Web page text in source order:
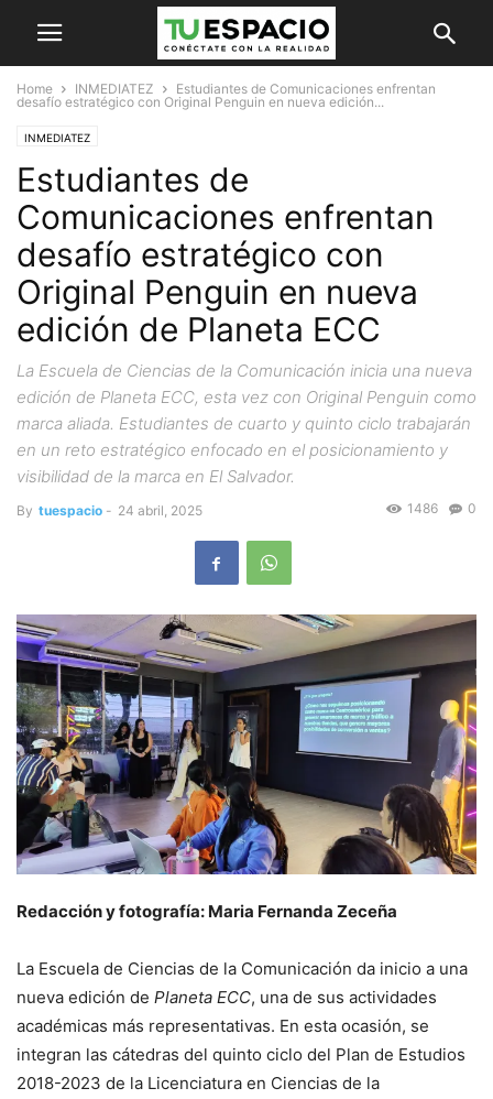
Home INMEDIATEZ
Estudiantes de Comunicaciones enfrentan
desafío estratégico con Original Penguin en nueva edición...
INMEDIATEZ
Estudiantes de
Comunicaciones enfrentan
desafío estratégico con
Original Penguin en nueva
edición de Planeta ECC
La Escuela de Ciencias de la Comunicación inicia una nueva
edición de Planeta ECC, esta vez con Original Penguin como
marca aliada. Estudiantes de cuarto y quinto ciclo trabajarán
en un reto estratégico enfocado en el posicionamiento y
visibilidad de la marca en El Salvador.
By tuespacio - 24 abril, 2025 0
1486
Redacción y fotografía: Maria Fernanda Zeceña
La Escuela de Ciencias de la Comunicación da inicio a una
nueva edición de Planeta ECC, una de sus actividades
académicas más representativas. En esta ocasión, se
integran las cátedras del quinto ciclo del Plan de Estudios
2018-2023 de la Licenciatura en Ciencias de la